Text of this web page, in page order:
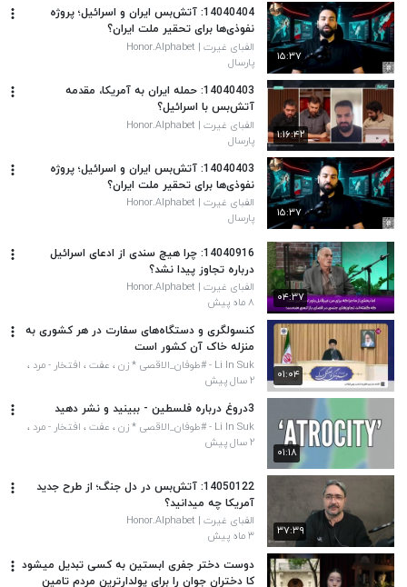
۱۵:۳۷
14040404: آتش‌بس ایران و اسرائیل؛ پروژه
نفوذی‌ها برای تحقیر ملت ایران؟
الفبای غیرت | Honor.Alphabet
پارسال
۱:۱۶:۴۲
14040403: حمله ایران به آمریکا، مقدمه
آتش‌بس با اسرائیل؟
الفبای غیرت | Honor.Alphabet
پارسال
۱۵:۳۷
14040403: آتش‌بس ایران و اسرائیل؛ پروژه
نفوذی‌ها برای تحقیر ملت ایران؟
الفبای غیرت | Honor.Alphabet
پارسال
۰۴:۳۷
14040916: چرا هیچ سندی از ادعای اسرائیل
درباره تجاوز پیدا نشد؟
الفبای غیرت | Honor.Alphabet
۸ ماه پیش
۰۱:۰۴
کنسولگری و دستگاه‌های سفارت در هر کشوری به
منزله خاک آن کشور است
Li In Suk - #طوفان_الاقصی * زن ، عفت ، افتخار - مرد ،
عزت ، اقتدار*
۲ سال پیش
۰۱:۱۸
3دروغ درباره فلسطین - ببینید و نشر دهید
Li In Suk - #طوفان_الاقصی * زن ، عفت ، افتخار - مرد ،
عزت ، اقتدار*
۲ سال پیش
۳۷:۳۹
14050122: آتش‌بس در دل جنگ؛ از طرح جدید
آمریکا چه میدانید؟
الفبای غیرت | Honor.Alphabet
۳ ماه پیش
دوست دختر جفری ابستین به کسی تبدیل میشود
کا دختران جوان را برای پولدارترین مردم تامین